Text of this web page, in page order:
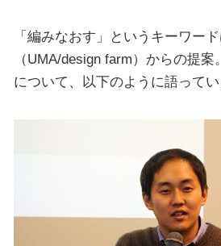
「編みなおす」というキーワー
（UMA/design farm）からの提
について、以下のように語ってい